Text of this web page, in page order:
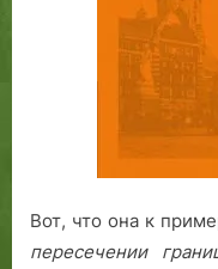
Вот, что она к
пересечении